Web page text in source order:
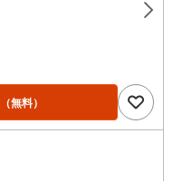
（無料）